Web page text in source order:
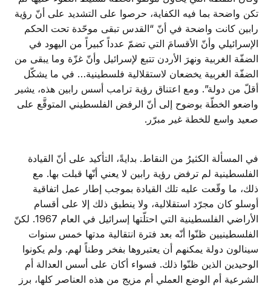
تكن واضحة بما فيه الكفاية، حرصوا على التشديد على أنّ رؤية
رابين كانت واضحة في أنّ “القدس تبقى موحّدة تحت الحكم
الإسرائيلي وأنّ الأقسامَ التي تضمّ عدداً كبيراً من اليهود في
الضفّة الغربية ونهرَ الأردن تتبع لإسرائيل وأنّ غزّة وما يبقى من
الضفّة الغربية يخضعان لاستقلالية فلسطينية… في ما يشكّل
أقلّ من دولة”. ومع اعتناق رؤية ترامب أسس رابين هذه، يشير
واضعو الخطّة بوضوح إلى أنّ الرفض الفلسطيني المتوقَّع على
صعيد واسع للخطة غير مبرّر.
في المسألة الكثيرُ من النقاط. بدايةً، التأكيد على أنّ القيادة
الفلسطينية لم ترفض رؤية رابين لا يعني أنّها قبلت بها. مع
ذلك، ما وقّعت عليه تلك القيادة بموجب إطار عمل اتفاقية
أوسلو كان مجرّد استقلالية، ولا ينطبق ذلك إلا على أقسام
الأراضي الفلسطينية التي احتلّتها إسرائيل في العام 1967. لكنّ
الفلسطينيين ظنّوا أنّه بعد فترة انتقالية مدتها خمس سنوات
سينالون دولة يمكنهم أن يعتبروها بفخر وطناً لهم. ولم يكونوا
الوحيدين الذين ظنّوا ذلك. فسواء أكان على أسس العدالة أم
الشرعية أم الوضع العملي أم مزيج من هذه العناصر كلها، برز